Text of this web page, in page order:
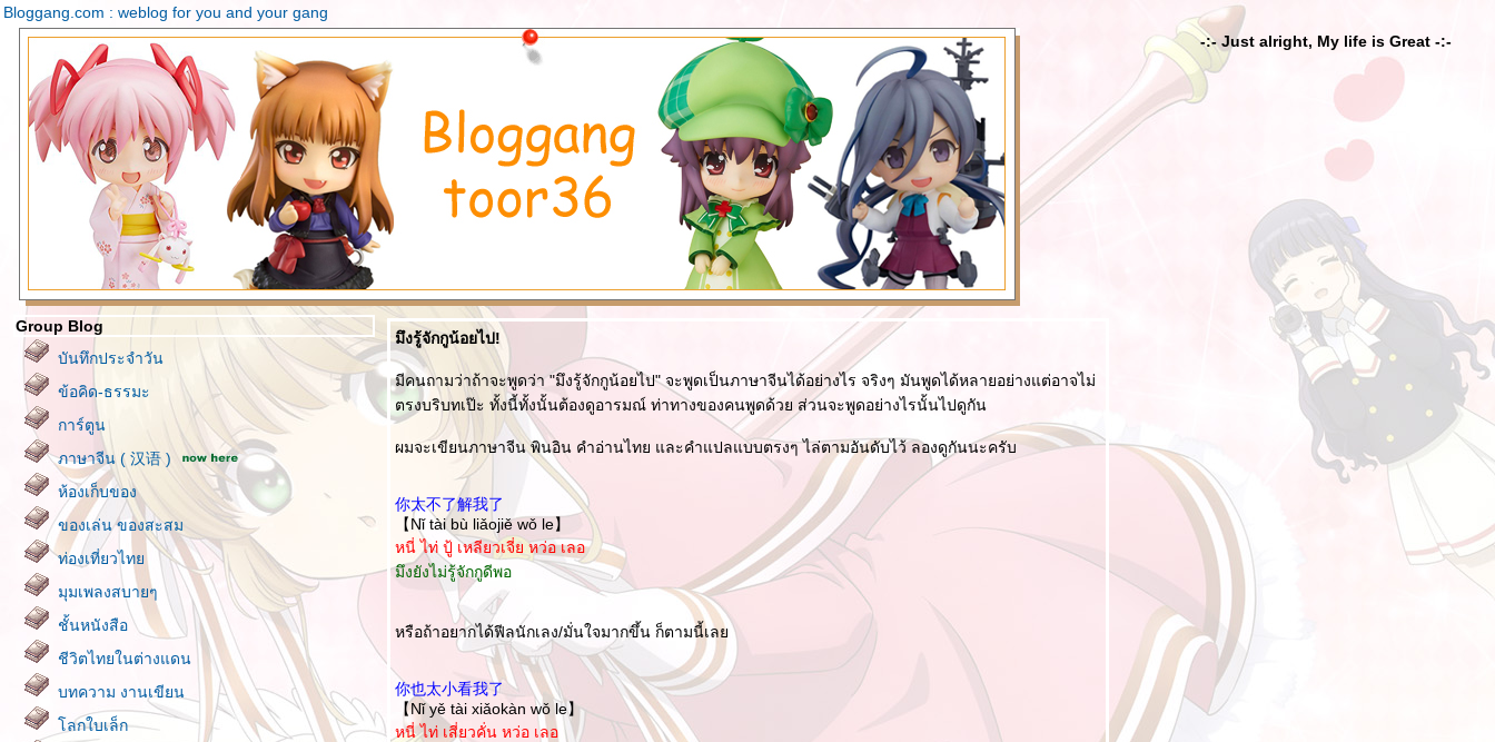
Bloggang.com : weblog for you and your gang
-:- Just alright, My life is Great -:-
Group Blog
บันทึกประจำวัน
ข้อคิด-ธรรมะ
การ์ตูน
ภาษาจีน ( 汉语 )
ห้องเก็บของ
ของเล่น ของสะสม
ท่องเที่ยวไท
มุมเพลงสบายๆ
ชั้นหนังสือ
ชีวิตไทยในต่างแดน
บทความ งานเขียน
ลกใบเล็ก
มึงรู้จักกูน้อยไป!
มีคนถามว่าถ้าจะพูดว่า "มึงรู้จักกูน้อยไป" จะพูดเป็นภาษาจีนได้อย่างไร จริงๆ มันพูดได้หลายอย่างแต่อาจไม่
ตรงบริบทเป๊ะ ทั้งนี้ทั้งนั้นต้องดูอารมณ์ ท่าทางของคนพูดด้วย ส่วนจะพูดอย่างไรนั้นไปดูกัน
ผมจะเขียนภาษาจีน พินอิน คำอ่านไทย และคำแปลแบบตรงๆ ไล่ตามอันดับไว้ ลองดูกันนะครับ
你太不了解我了
【Nǐ tài bù liǎojiě wǒ le】
หนี่ ไท่ ปู้ เหลียวเจี่ย หว่อ เลอ
มึงยังไม่รู้จักกูดีพอ
หรือถ้าอยากได้ฟีลนักเลง/มั่นใจมากขึ้น ก็ตามนี้เล
你也太小看我了
【Nǐ yě tài xiǎokàn wǒ le】
หนี่ ไท่ เสี่ยวคั่น หว่อ เลอ